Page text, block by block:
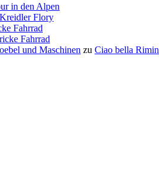
in den Alpen
Kreidler Flory
Fahrrad
Fahrrad
und Maschinen zu Ciao bella